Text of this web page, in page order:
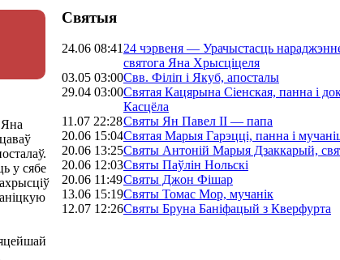
Яна
у сябе
Святыя
24.06 08:4124 чэрвеня — Урачыстасць
святога Яна Хрысціцеля
03.05 03:00Свв. Філіп і Якуб, апосталы
29.04 03:00Святая Кацярына Сіенская, панна і
Касцёла
11.07 22:28Святы Ян Павел II — папа
20.06 15:04Святая Марыя Гарэцці, панна і
20.06 13:25Святы Антоній Марыя Дзаккарый,
20.06 12:03Святы Паўлін Нольскі
20.06 11:49Святы Джон Фішар
13.06 15:19Святы Томас Мор, мучанік
12.07 12:26Святы Бруна Баніфацый з Кверфурта